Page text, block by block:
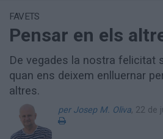
Cròniques des de Manresa
Paisatge
Taula Rodona
Consells
Opinió
El Cul del Pou
Qui Som
400 Pous
FAVETS
Pensar en els
De vegades la nostra felicitat
quan ens deixem enlluernar
altres.
per Josep M. Oliva, 22 de